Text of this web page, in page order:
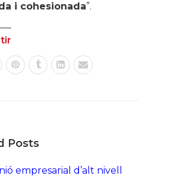
i cohesionada”.
Posts
empresarial d’alt nivell